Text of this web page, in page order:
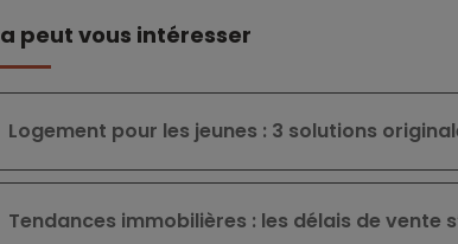
Ça peut vous intéresser
Logement pour les jeunes : 3 solutions
Tendances immobilières : les délais de vente